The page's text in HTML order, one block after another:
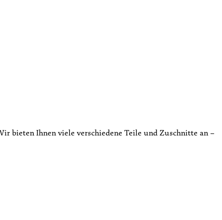
bieten Ihnen viele verschiedene Teile und Zuschnitte an –